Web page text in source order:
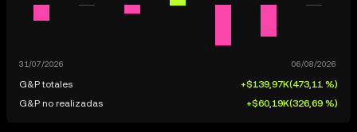
G&P totales +$139,97K(473,11 %)
G&P no realizadas
+$60,19K(326,69 %)